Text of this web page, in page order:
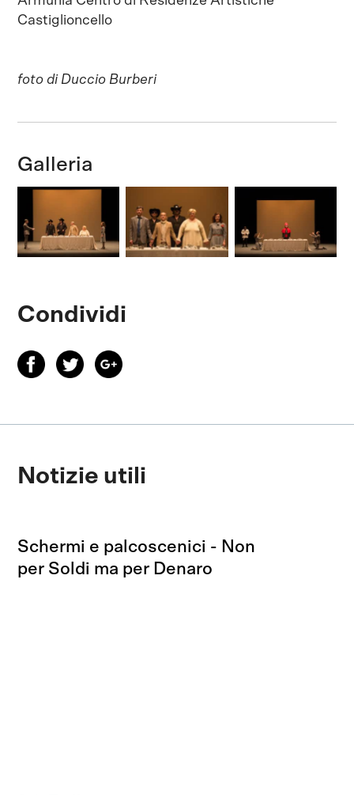
Castiglioncello
foto di Duccio Burberi
Galleria
Condividi
Notizie utili
Schermi e palcoscenici - Non
per Soldi ma per Denaro